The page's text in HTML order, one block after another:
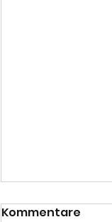
Kommentare